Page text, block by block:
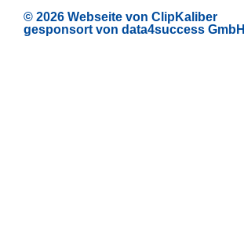
© 2026 Webseite von ClipKaliber
gesponsort von data4success GmbH